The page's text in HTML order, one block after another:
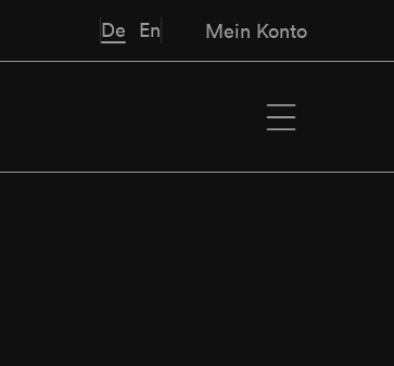
De En Mein Konto